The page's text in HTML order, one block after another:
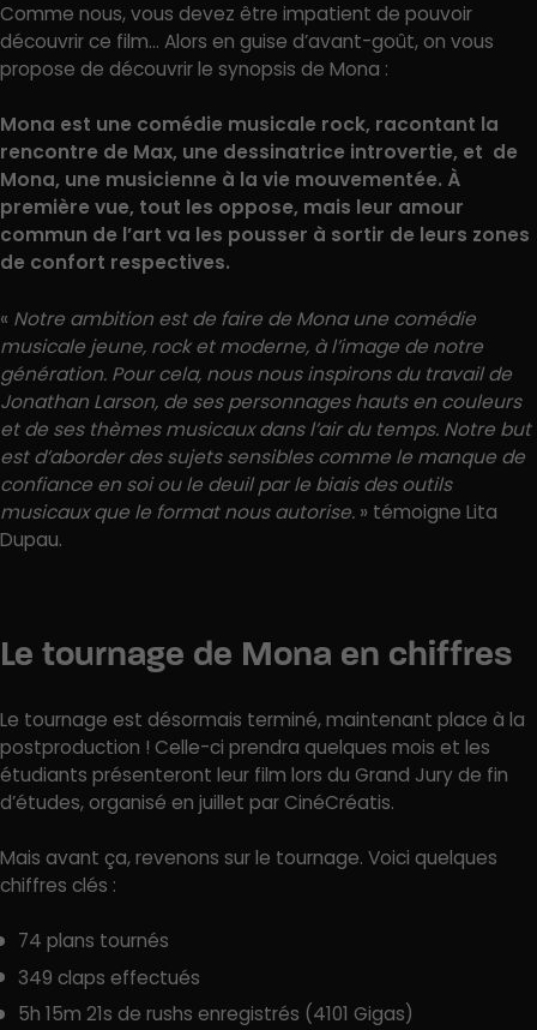
Comme nous, vous devez être impatient de pouvoir
découvrir ce film… Alors en guise d’avant-goût, on vous
propose de découvrir le synopsis de Mona :
Mona est une comédie musicale rock, racontant la
rencontre de Max, une dessinatrice introvertie, et de
Mona, une musicienne à la vie mouvementée. À
première vue, tout les oppose, mais leur amour
commun de l’art va les pousser à sortir de leurs zones
de confort respectives.
« Notre ambition est de faire de Mona une comédie
musicale jeune, rock et moderne, à l’image de notre
génération. Pour cela, nous nous inspirons du travail de
Jonathan Larson, de ses personnages hauts en couleurs
et de ses thèmes musicaux dans l’air du temps. Notre but
est d’aborder des sujets sensibles comme le manque de
confiance en soi ou le deuil par le biais des outils
musicaux que le format nous autorise. » témoigne Lita
Dupau.
Le tournage de Mona en chiffres
Le tournage est désormais terminé, maintenant place à la
postproduction ! Celle-ci prendra quelques mois et les
étudiants présenteront leur film lors du Grand Jury de fin
d’études, organisé en juillet par CinéCréatis.
Mais avant ça, revenons sur le tournage. Voici quelques
chiffres clés :
74 plans tournés
349 claps effectués
5h 15m 21s de rushs enregistrés (4101 Gigas)